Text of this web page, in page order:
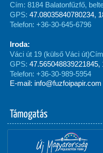
Cím: 8184 Balatonfűzfő,
GPS: 47.08035840780234,
Telefon: +36-30-645-6796
Iroda:
Váci út 19 (külső Váci út)
GPS: 47.565048839221845,
Telefon: +36-30-989-5954
E-mail: info@fuzfoipapir.com
Támogatás